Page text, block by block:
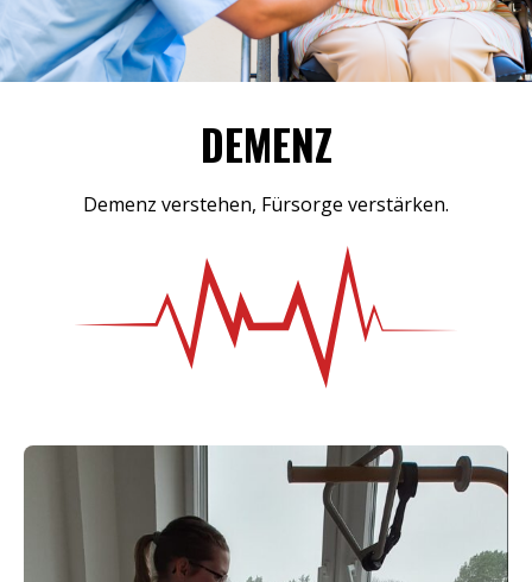
DEMENZ
Demenz verstehen, Fürsorge verstärken.